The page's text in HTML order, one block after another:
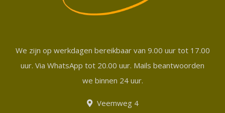
We zijn op werkdagen bereikbaar van 9.00 uur tot 17.00
uur. Via WhatsApp tot 20.00 uur. Mails beantwoorden
we binnen 24 uur.
Veemweg 4